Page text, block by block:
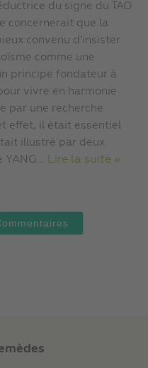
du signe du TAO
concernerait que la
convenu d’insister
comme une
principe fondateur à
vivre en harmonie
par une recherche
effet, il était essentiel
illustré par deux
YANG … Lire la suite »